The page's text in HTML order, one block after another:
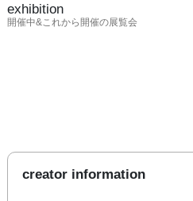
exhibition
開催中&これから開催の展覧会
creator information